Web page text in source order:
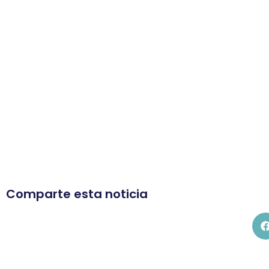
Comparte esta noticia